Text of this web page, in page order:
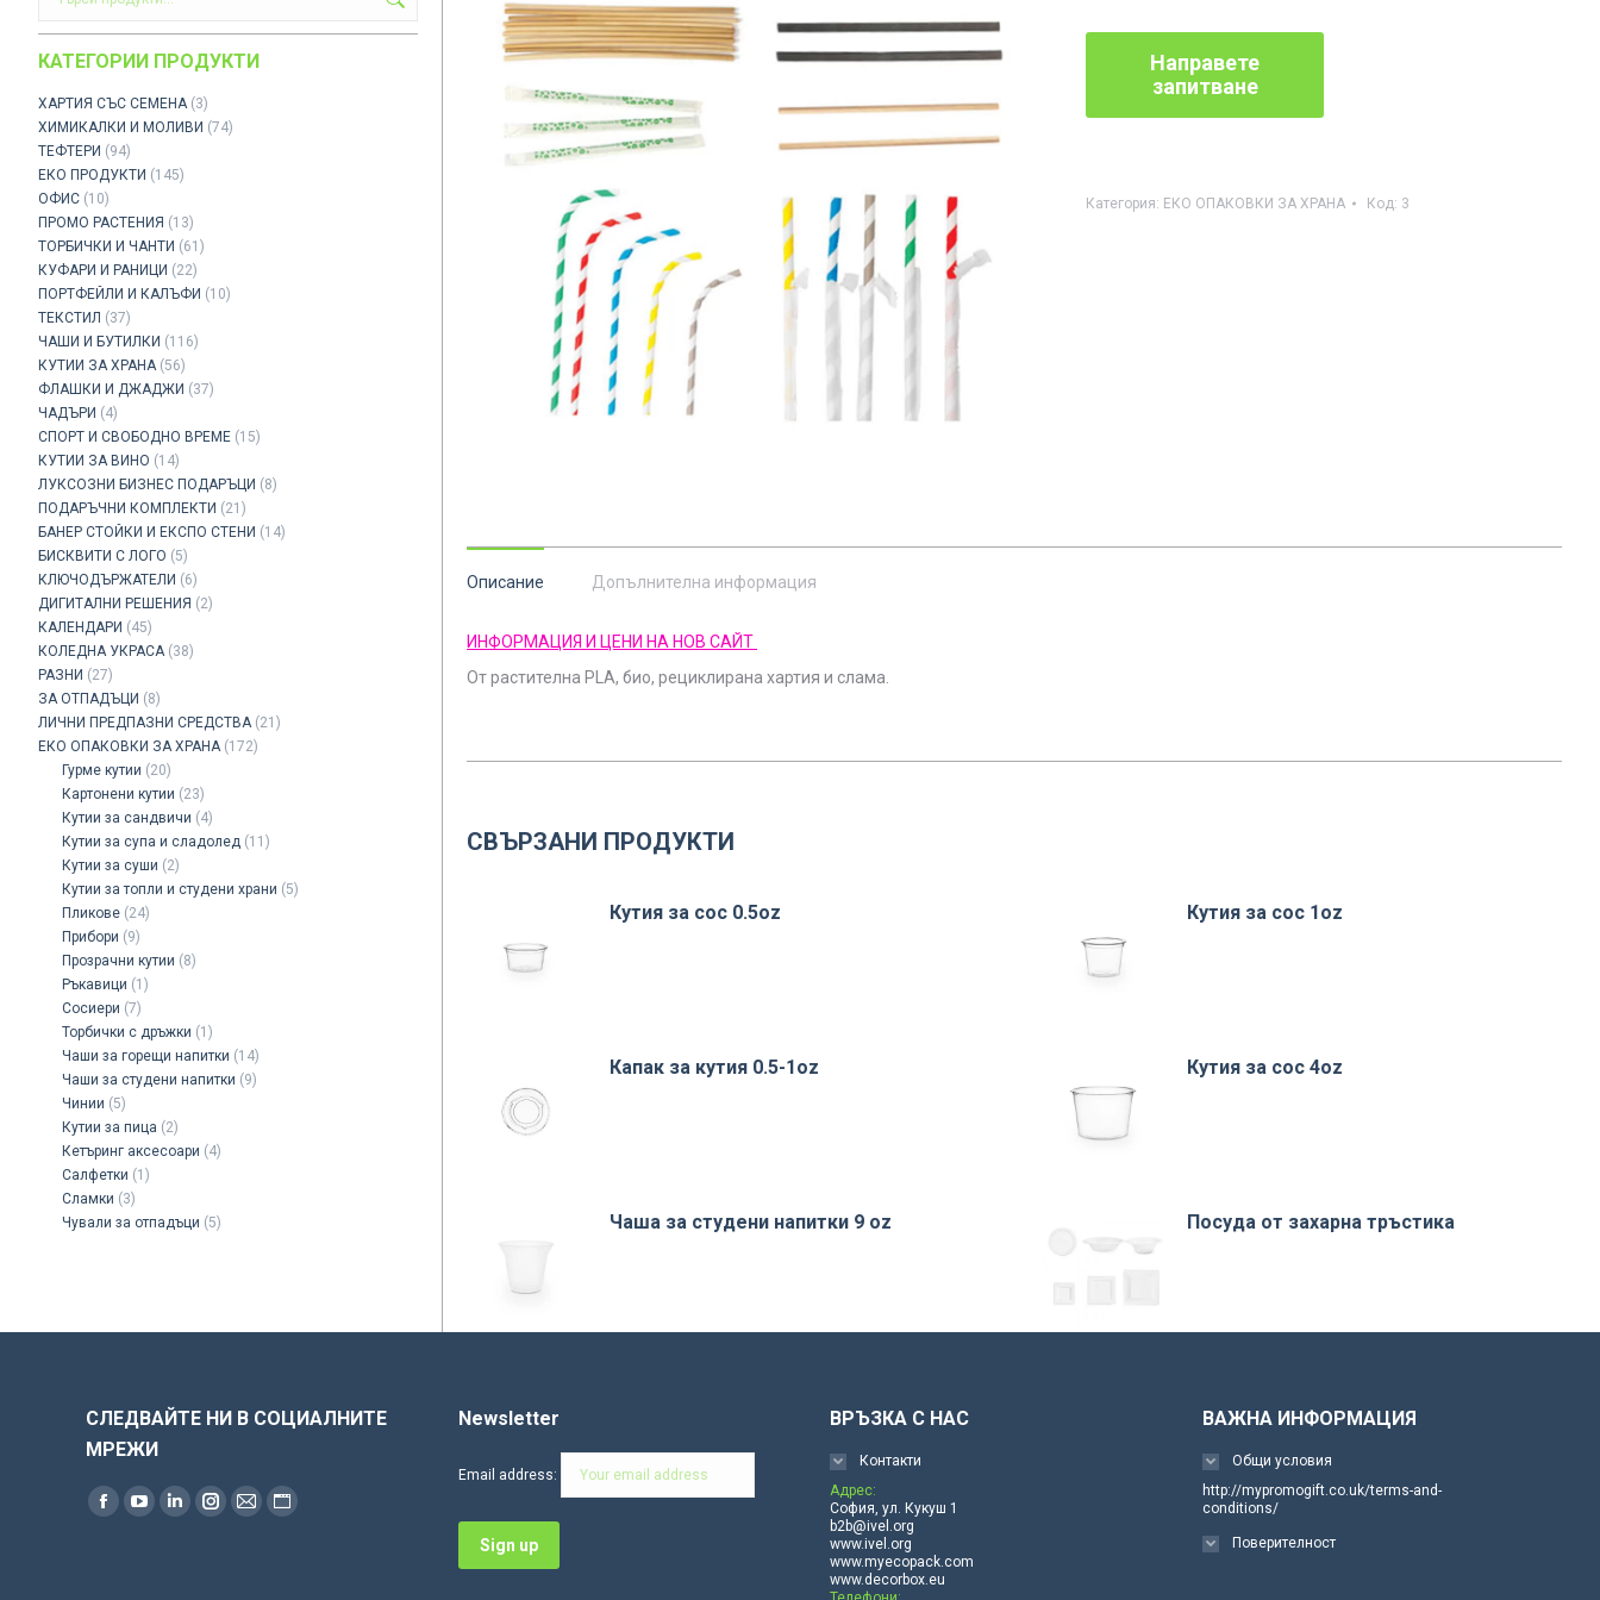
Категория: ЕКО ОПАКОВКИ ЗА ХРАНА Код: 3
Описание Допълнителна информация
ИНФОРМАЦИЯ И ЦЕНИ НА НОВ САЙТ
От растителна PLA, био, рециклирана хартия и слама.
СВЪРЗАНИ ПРОДУКТИ
Кутия за сос 0.5oz Кутия за сос 1oz
Капак за кутия 0.5-1oz Кутия за сос 4oz
Чаша за студени напитки 9 oz Посуда от захарна тръстика
КАТЕГОРИИ ПРОДУКТИ
ХАРТИЯ СЪС СЕМЕНА (3)
ХИМИКАЛКИ И МОЛИВИ (74)
ТЕФТЕРИ (94)
ЕКО ПРОДУКТИ (145)
ОФИС (10)
ПРОМО РАСТЕНИЯ (13)
ТОРБИЧКИ И ЧАНТИ (61)
КУФАРИ И РАНИЦИ (22)
ПОРТФЕЙЛИ И КАЛЪФИ (10)
ТЕКСТИЛ (37)
ЧАШИ И БУТИЛКИ (116)
КУТИИ ЗА ХРАНА (56)
ФЛАШКИ И ДЖАДЖИ (37)
ЧАДЪРИ (4)
СПОРТ И СВОБОДНО ВРЕМЕ (15)
КУТИИ ЗА ВИНО (14)
ЛУКСОЗНИ БИЗНЕС ПОДАРЪЦИ (8)
ПОДАРЪЧНИ КОМПЛЕКТИ (21)
БАНЕР СТОЙКИ И ЕКСПО СТЕНИ (14)
БИСКВИТИ С ЛОГО (5)
КЛЮЧОДЪРЖАТЕЛИ (6)
ДИГИТАЛНИ РЕШЕНИЯ (2)
КАЛЕНДАРИ (45)
КОЛЕДНА УКРАСА (38)
РАЗНИ (27)
ЗА ОТПАДЪЦИ (8)
ЛИЧНИ ПРЕДПАЗНИ СРЕДСТВА (21)
ЕКО ОПАКОВКИ ЗА ХРАНА (172)
Гурме кутии (20)
Картонени кутии (23)
Кутии за сандвичи (4)
Кутии за супа и сладолед (11)
Кутии за суши (2)
Кутии за топли и студени храни (5)
Пликове (24)
Прибори (9)
Прозрачни кутии (8)
Ръкавици (1)
Сосиери (7)
Торбички с дръжки (1)
Чаши за горещи напитки (14)
Чаши за студени напитки (9)
Чинии (5)
Кутии за пица (2)
Кетъринг аксесоари (4)
Салфетки (1)
Сламки (3)
Чували за отпадъци (5)
СЛЕДВАЙТЕ НИ В СОЦИАЛНИТЕ
МРЕЖИ
Find us on:
FacebookYouTubeLinkedinInstagram
Mail Website
Newsletter
Email address:
ВРЪЗКА С НАС
Контакти
Адрес:
София, ул. Кукуш 1
b2b@ivel.org
www.ivel.org
www.myecopack.com
www.decorbox.eu
ВАЖНА ИНФОРМАЦИЯ
Общи условия
http://mypromogift.co.uk/terms-and-
conditions/
Поверителност